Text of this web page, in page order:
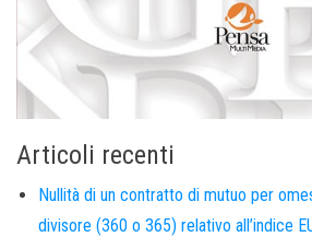
Articoli recenti
Nullità di un contratto di mutuo per
divisore (360 o 365) relativo all’indice